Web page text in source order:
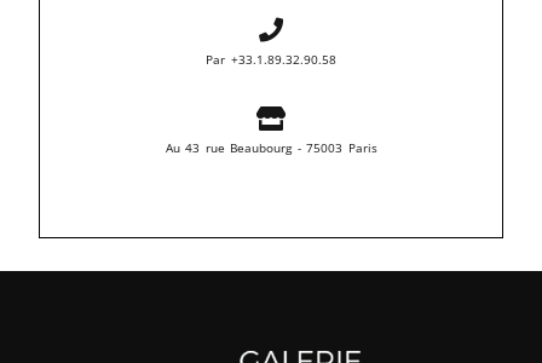
Par +33.1.89.32.90.58
Au 43 rue Beaubourg - 75003 Paris